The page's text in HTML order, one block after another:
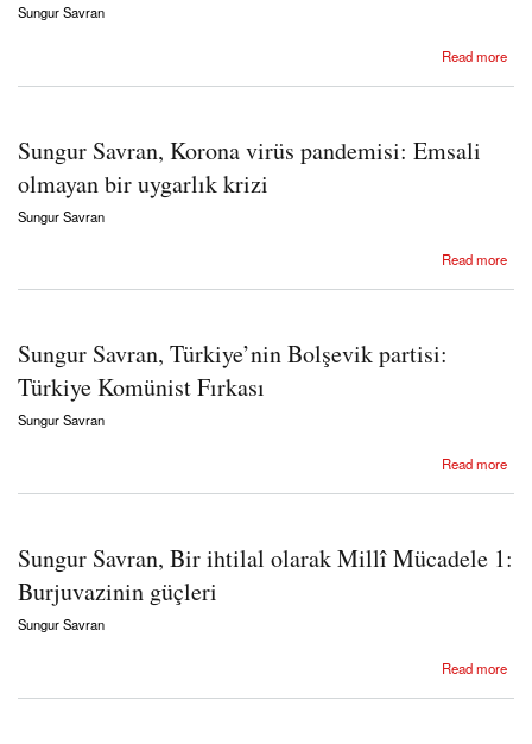
Sungur Savran
Read more
about Sungur Savran, 15-16 Haziran: Türkiye’de proleter devrimleri çağının açılışı
Sungur Savran, Korona virüs pandemisi: Emsali
olmayan bir uygarlık krizi
Sungur Savran
Read more
about Sungur Savran, Korona virüs pandemisi: Emsali olmayan bir uygarlık krizi
Sungur Savran, Türkiye’nin Bolşevik partisi:
Türkiye Komünist Fırkası
Sungur Savran
Read more
about Sungur Savran, Türkiye’nin Bolşevik partisi: Türkiye Komünist Fırkası
Sungur Savran, Bir ihtilal olarak Millî Mücadele 1:
Burjuvazinin güçleri
Sungur Savran
Read more
about Sungur Savran, Bir ihtilal olarak Millî Mücadele 1: Burjuvazinin güçleri